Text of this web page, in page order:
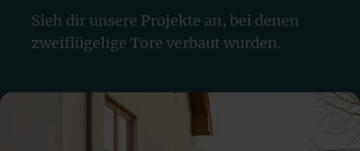
Sieh dir unsere Projekte an, bei denen
zweiflügelige Tore verbaut wurden.